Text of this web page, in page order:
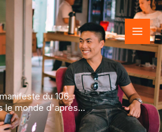
du 106
le monde d'après...